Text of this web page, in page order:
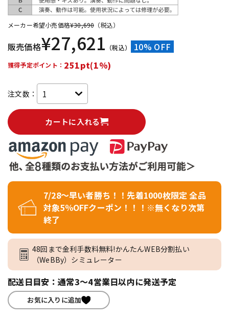
メーカー希望小売価格¥30,690 （税込）
販売価格¥27,621 （税込） 10% OFF
獲得予定ポイント： 251pt(1%)
注文数：
カートに入れる
7/28～早い者勝ち！！先着1000枚限定 全品
対象5％OFFクーポン！！！※無くなり次第
終了
48回まで金利手数料無料!かんたんWEB分割払い
（WeBBy）シミュレーター
配送日目安：通常3～4営業日以内に発送予定
お気に入りに追加